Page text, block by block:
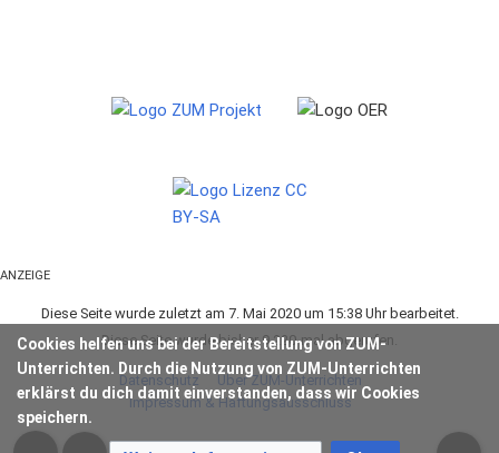
Cookies helfen uns bei der Bereitstellung von ZUM-
Unterrichten. Durch die Nutzung von ZUM-Unterrichten
erklärst du dich damit einverstanden, dass wir Cookies
speichern.
ANZEIGE
Diese Seite wurde zuletzt am 7. Mai 2020 um 15:38 Uhr bearbeitet.
Diese Seite wurde bisher 9.220-mal abgerufen.
Datenschutz
Über ZUM-Unterrichten
Impressum & Haftungsausschluss